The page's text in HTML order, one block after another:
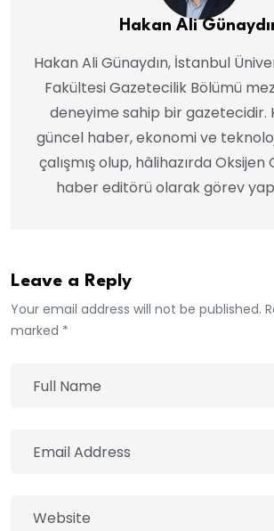
Hakan Ali
Hakan Ali Günaydın, İstanbul
Fakültesi Gazetecilik Bölümü
deneyime sahip bir gazetecidir.
güncel haber, ekonomi ve
çalışmış olup, hâlihazırda
haber editörü olarak görev
Leave a Reply
Your email address will not be published.
marked *